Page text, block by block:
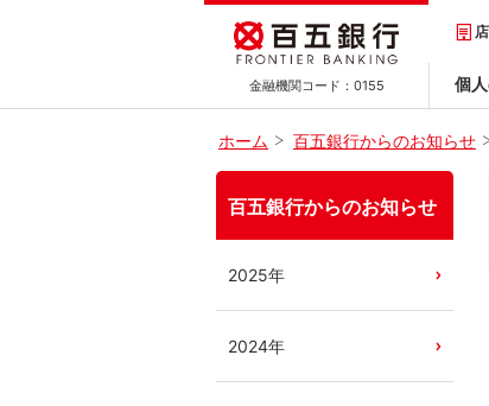
金融機関コード： 0155 個
ホーム 百五銀行からのお知らせ
百五銀行からのお知らせ
2025年
2024年